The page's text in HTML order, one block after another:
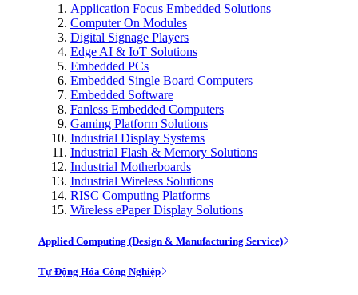
Application Focus Embedded Solutions
Computer On Modules
Digital Signage Players
Edge AI & IoT Solutions
Embedded PCs
Embedded Single Board Computers
Embedded Software
Fanless Embedded Computers
Gaming Platform Solutions
Industrial Display Systems
Industrial Flash & Memory Solutions
Industrial Motherboards
Industrial Wireless Solutions
RISC Computing Platforms
Wireless ePaper Display Solutions
Applied Computing (Design & Manufacturing Service)
Tự Động Hóa Công Nghiệp